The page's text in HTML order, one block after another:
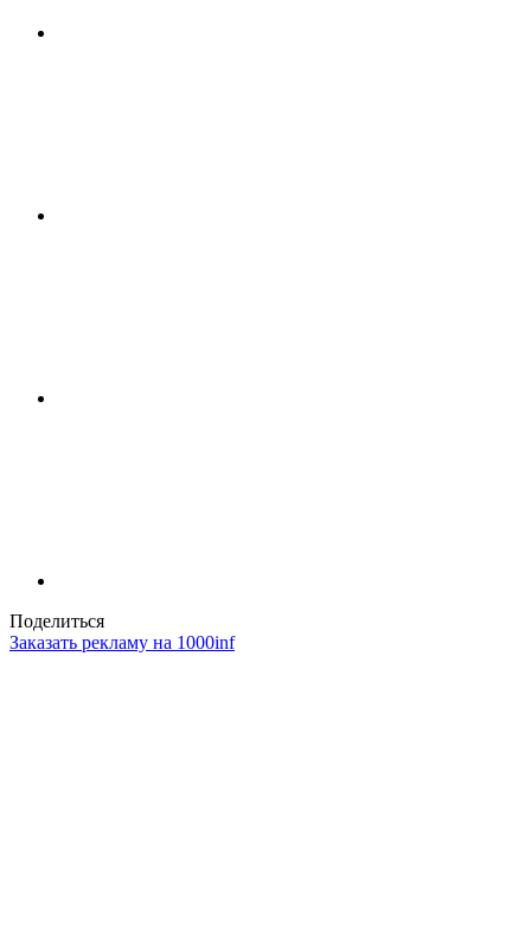
Поделиться
Заказать рекламу на 1000inf